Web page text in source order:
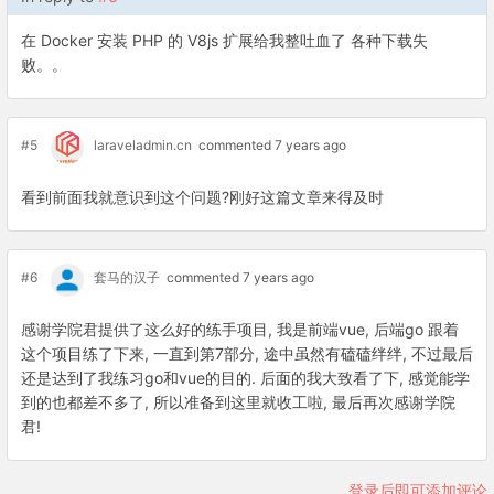
在 Docker 安装 PHP 的 V8js 扩展给我整吐血了 各种下载失
败。。
#5 laraveladmin.cn commented 7 years ago
看到前面我就意识到这个问题?刚好这篇文章来得及时
#6 套马的汉子 commented 7 years ago
感谢学院君提供了这么好的练手项目, 我是前端vue, 后端go 跟着
这个项目练了下来, 一直到第7部分, 途中虽然有磕磕绊绊, 不过最后
还是达到了我练习go和vue的目的. 后面的我大致看了下, 感觉能学
到的也都差不多了, 所以准备到这里就收工啦, 最后再次感谢学院
君!
登录后即可添加评论